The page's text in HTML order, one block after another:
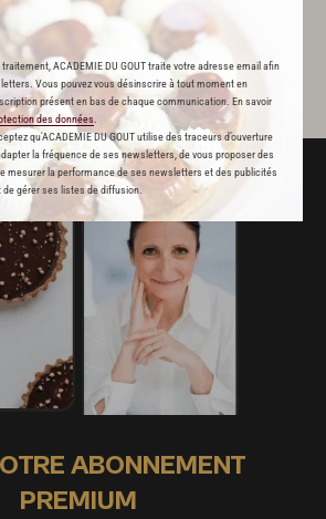
ACADEMIE DU GOUT traite votre adresse email afin
Vous pouvez vous désinscrire à tout moment en
présent en bas de chaque communication. En savoir
des données
qu'ACADEMIE DU GOUT utilise des traceurs d’ouverture
la fréquence de ses newsletters, de vous proposer des
mesurer la performance de ses newsletters et des publicités
de gérer ses listes de diffusion.
ABONNEMENT
PREMIUM